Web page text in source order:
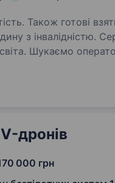
Також готові
з інвалідністю.
оператора
Задачі: визначенням
дронів
000 грн